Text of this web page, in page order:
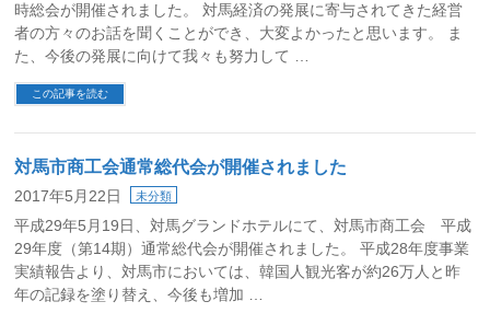
時総会が開催されました。 対馬経済の発展に寄与されてきた経営
者の方々のお話を聞くことができ、大変よかったと思います。 ま
た、今後の発展に向けて我々も努力して …
この記事を読む
対馬市商工会通常総代会が開催されました
2017年5月22日 未分類
平成29年5月19日、対馬グランドホテルにて、対馬市商工会 平成
29年度（第14期）通常総代会が開催されました。 平成28年度事業
実績報告より、対馬市においては、韓国人観光客が約26万人と昨
年の記録を塗り替え、今後も増加 …